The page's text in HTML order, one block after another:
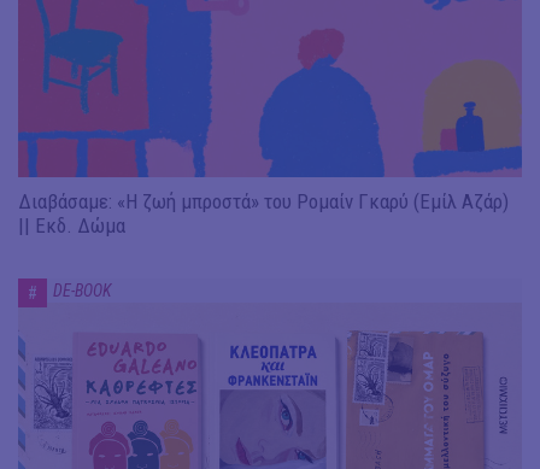
Διαβάσαμε: «Η ζωή μπροστά» του Ρομαίν Γκαρύ (Εμίλ Αζάρ)
|| Εκδ. Δώμα
# DE-BOOK